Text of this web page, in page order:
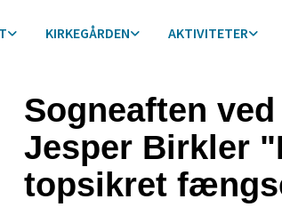
KIRKEGÅRDEN AKTIVITETER
Sogneaften
Jesper Birkler
topsikret